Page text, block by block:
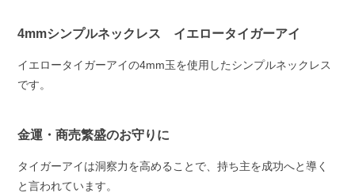
4mmシンプルネックレス イエロータイガーアイ
イエロータイガーアイの4mm玉を使用したシンプルネックレス
です。
金運・商売繁盛のお守りに
タイガーアイは洞察力を高めることで、持ち主を成功へと導く
と言われています。